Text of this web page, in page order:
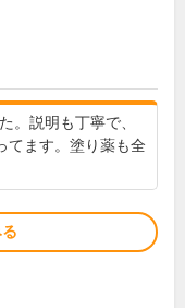
。説明も丁寧で、
てます。塗り薬も全